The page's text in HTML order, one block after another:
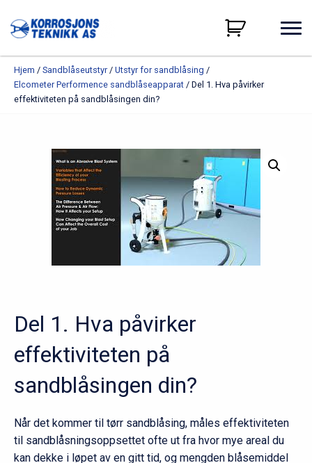
Hjem / Sandblåseutstyr/ Utstyr for sandblåsing /
Elcometer Performence sandblåseapparat / Del 1. Hva påvirker
effektiviteten på sandblåsingen din?
Del 1. Hva påvirker
effektiviteten på
sandblåsingen din?
Når det kommer til tørr sandblåsing, måles effektiviteten
til sandblåsningsoppsettet ofte ut fra hvor mye areal du
kan dekke i løpet av en gitt tid, og mengden blåsemiddel